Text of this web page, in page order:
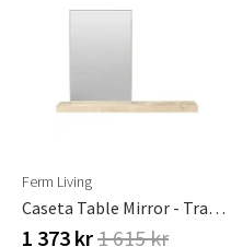
Ferm Living
Caseta Table Mirror - Travertine
1 373 kr1 615 kr